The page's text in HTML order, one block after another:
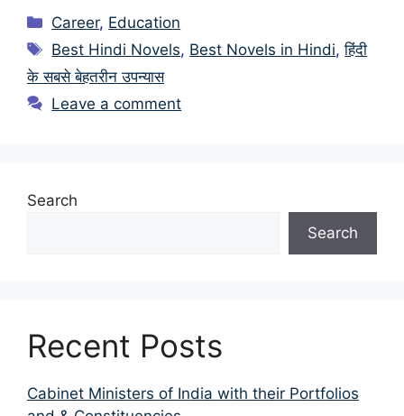
Categories
Career, Education
Tags
Best Hindi Novels, Best Novels in Hindi,हिंदी
के सबसे बेहतरीन उपन्यास
Leave a comment
Search
Search
Recent Posts
Cabinet Ministers of India with their Portfolios